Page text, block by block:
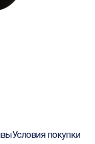
Условия покупки